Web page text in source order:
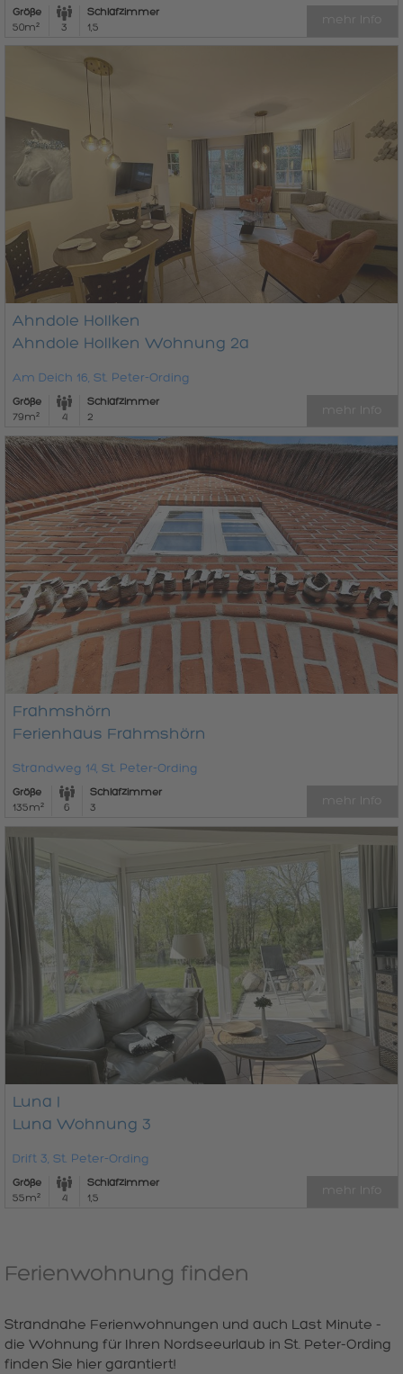
Größe
50m²
3
Schlafzimmer
1,5
Ahndole Hollken
Ahndole Hollken Wohnung 2a
Am Deich 16, St. Peter-Ording
Größe
79m²
4
Schlafzimmer
2
Frahmshörn
Ferienhaus Frahmshörn
Strandweg 14, St. Peter-Ording
Größe
135m²
6
Schlafzimmer
3
Luna I
Luna Wohnung 3
Drift 3, St. Peter-Ording
Größe
55m²
4
Schlafzimmer
1,5
Ferienwohnung finden
Strandnahe Ferienwohnungen und auch Last Minute -
die Wohnung für Ihren Nordseeurlaub in St. Peter-Ording
finden Sie hier garantiert!